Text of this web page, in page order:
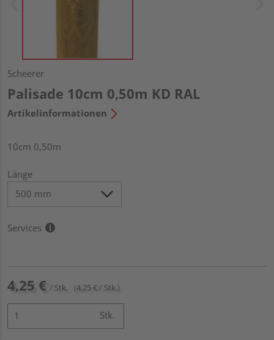
Scheerer
Palisade 10cm 0,50m KD RAL
Artikelinformationen
10cm 0,50m
Länge
Services
4,25 € / Stk. (4,25 € / Stk.)
Stk.